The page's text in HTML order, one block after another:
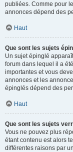
publiées. Comme pour
annonces dépend des
Haut
Que sont les sujets
Un sujet épinglé
forum dans lequel il a
importantes et vous
annonces et les
épinglés dépend des
Haut
Que sont les sujets
Vous ne pouvez plus
étant contenu est alors
différentes raisons par